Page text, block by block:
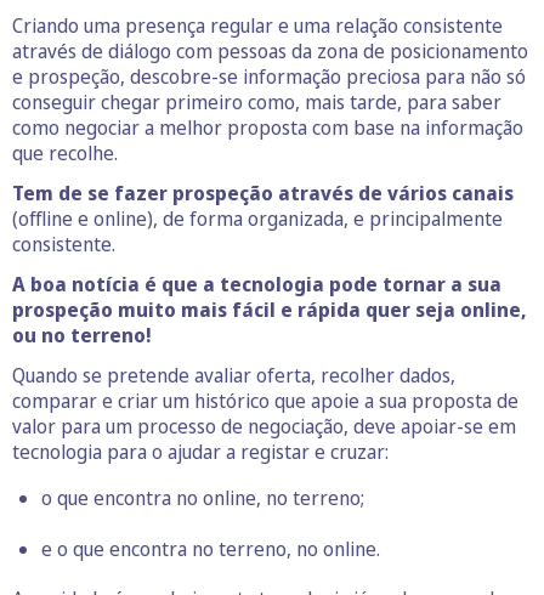
Criando uma presença regular e uma relação consistente
através de diálogo com pessoas da zona de posicionamento
e prospeção, descobre-se informação preciosa para não só
conseguir chegar primeiro como, mais tarde, para saber
como negociar a melhor proposta com base na informação
que recolhe.
Tem de se fazer prospeção através de vários canais
(offline e online), de forma organizada, e principalmente
consistente.
A boa notícia é que a tecnologia pode tornar a sua
prospeção muito mais fácil e rápida quer seja online,
ou no terreno!
Quando se pretende avaliar oferta, recolher dados,
comparar e criar um histórico que apoie a sua proposta de
valor para um processo de negociação, deve apoiar-se em
tecnologia para o ajudar a registar e cruzar:
o que encontra no online, no terreno;
e o que encontra no terreno, no online.